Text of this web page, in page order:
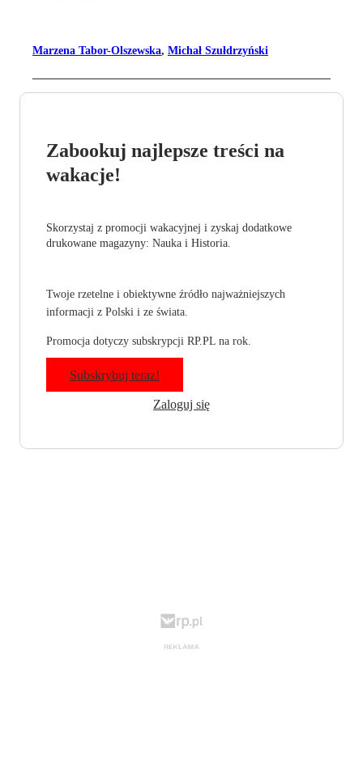
Marzena Tabor-Olszewska, Michał Szułdrzyński
Zabookuj najlepsze treści na
wakacje!
Skorzystaj z promocji wakacyjnej i zyskaj dodatkowe
drukowane magazyny: Nauka i Historia.
Twoje rzetelne i obiektywne źródło najważniejszych
informacji z Polski i ze świata.
Promocja dotyczy subskrypcji RP.PL na rok.
Subskrybuj teraz!
Zaloguj się